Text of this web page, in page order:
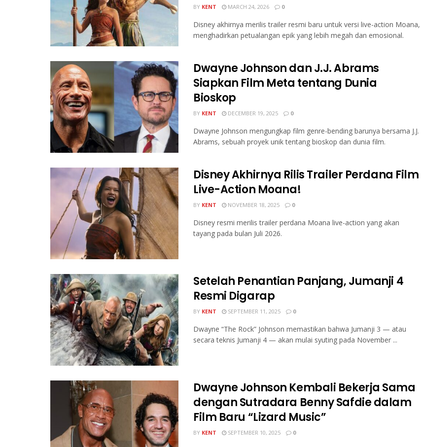
BY KENT MARCH 24, 2026 0
Disney akhirnya merilis trailer resmi baru untuk versi live-action Moana,
menghadirkan petualangan epik yang lebih megah dan emosional.
Dwayne Johnson dan J.J. Abrams
Siapkan Film Meta tentang Dunia
Bioskop
BY KENT DECEMBER 19, 2025 0
Dwayne Johnson mengungkap film genre-bending barunya bersama J.J.
Abrams, sebuah proyek unik tentang bioskop dan dunia film.
Disney Akhirnya Rilis Trailer Perdana Film
Live-Action Moana!
BY KENT NOVEMBER 18, 2025 0
Disney resmi merilis trailer perdana Moana live-action yang akan
tayang pada bulan Juli 2026.
Setelah Penantian Panjang, Jumanji 4
Resmi Digarap
BY KENT SEPTEMBER 11, 2025 0
Dwayne “The Rock” Johnson memastikan bahwa Jumanji 3 — atau
secara teknis Jumanji 4 — akan mulai syuting pada November ...
Dwayne Johnson Kembali Bekerja Sama
dengan Sutradara Benny Safdie dalam
Film Baru “Lizard Music”
BY KENT SEPTEMBER 10, 2025 0